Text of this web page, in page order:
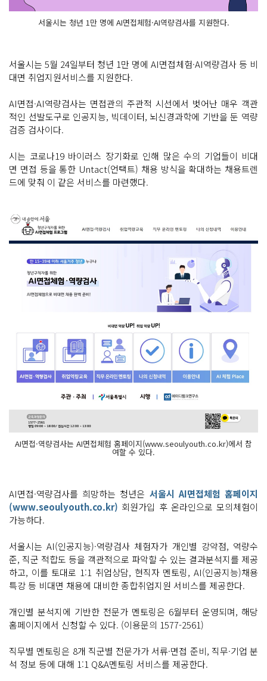
서울시는 청년 1만 명에 AI면접체험·AI역량검사를 지원한다.
서울시는 5월 24일부터 청년 1만 명에 AI면접체험·AI역량검사 등 비
대면 취업지원서비스를 지원한다.
AI면접·AI역량검사는 면접관의 주관적 시선에서 벗어난 매우 객관
적인 선발도구로 인공지능, 빅데이터, 뇌신경과학에 기반을 둔 역량
검증 검사이다.
시는 코로나19 바이러스 장기화로 인해 많은 수의 기업들이 비대
면 면접 등을 통한 Untact(언택트) 채용 방식을 확대하는 채용트렌
드에 맞춰 이 같은 서비스를 마련했다.
AI면접·역량검사는 AI면접체험 홈페이지(www.seoulyouth.co.kr)에서 참
여할 수 있다.
AI면접·역량검사를 희망하는 청년은 서울시 AI면접체험 홈페이지
(www.seoulyouth.co.kr) 회원가입 후 온라인으로 모의체험이
가능하다.
서울시는 AI(인공지능)·역량검사 체험자가 개인별 강약점, 역량수
준, 직군 적합도 등을 객관적으로 파악할 수 있는 결과분석지를 제공
하고, 이를 토대로 1:1 취업상담, 현직자 멘토링, AI(인공지능)채용
특강 등 비대면 채용에 대비한 종합취업지원 서비스를 제공한다.
개인별 분석지에 기반한 전문가 멘토링은 6월부터 운영되며, 해당
홈페이지에서 신청할 수 있다. (이용문의 1577-2561)
직무별 멘토링은 8개 직군별 전문가가 서류·면접 준비, 직무·기업 분
석 정보 등에 대해 1:1 Q&A멘토링 서비스를 제공한다.